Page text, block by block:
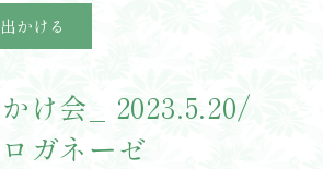
かける
け会_ 2023.5.20/
ガネーゼ